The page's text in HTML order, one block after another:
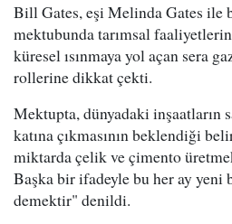
Bill Gates, eşi Melinda Gates ile
mektubunda tarımsal
küresel ısınmaya yol açan sera
rollerine dikkat çekti.
Mektupta, dünyadaki inşaatların
katına çıkmasının beklendiği
miktarda çelik ve çimento
Başka bir ifadeyle bu her ay
demektir" denildi.